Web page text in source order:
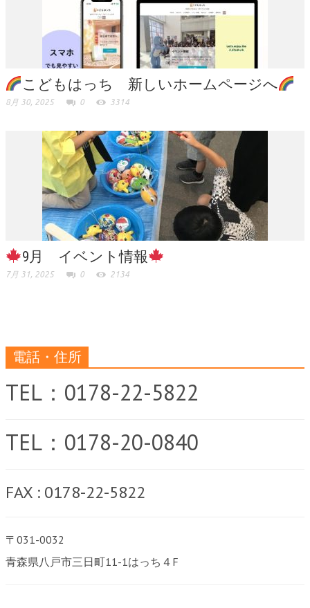
こどもはっち 新しいホームページへ
8月 30, 2025 0 3314
9月 イベント情報
7月 31, 2025 0 2134
電話・住所
TEL：0178-22-5822
TEL：0178-20-0840
FAX : 0178-22-5822
〒031-0032
青森県八戸市三日町11-1はっち４F